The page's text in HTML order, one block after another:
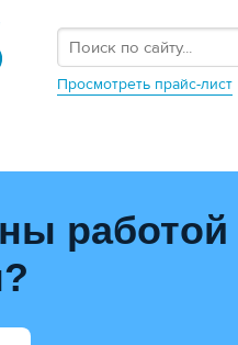
Просмотреть прайс-лист
работой